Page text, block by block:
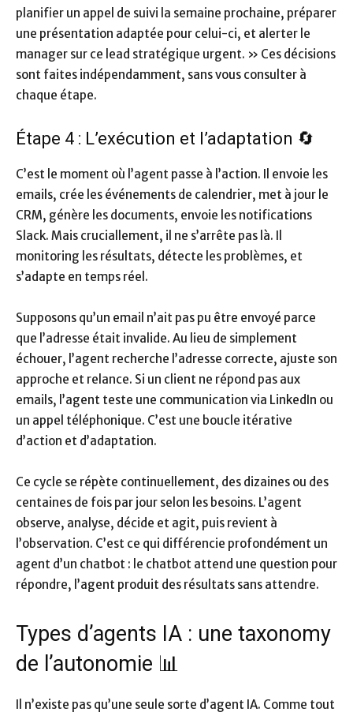
planifier un appel de suivi la semaine prochaine, préparer
une présentation adaptée pour celui-ci, et alerter le
manager sur ce lead stratégique urgent. » Ces décisions
sont faites indépendamment, sans vous consulter à
chaque étape.
Étape 4 : L’exécution et l’adaptation 🔄
C’est le moment où l’agent passe à l’action. Il envoie les
emails, crée les événements de calendrier, met à jour le
CRM, génère les documents, envoie les notifications
Slack. Mais cruciallement, il ne s’arrête pas là. Il
monitoring les résultats, détecte les problèmes, et
s’adapte en temps réel.
Supposons qu’un email n’ait pas pu être envoyé parce
que l’adresse était invalide. Au lieu de simplement
échouer, l’agent recherche l’adresse correcte, ajuste son
approche et relance. Si un client ne répond pas aux
emails, l’agent teste une communication via LinkedIn ou
un appel téléphonique. C’est une boucle itérative
d’action et d’adaptation.
Ce cycle se répète continuellement, des dizaines ou des
centaines de fois par jour selon les besoins. L’agent
observe, analyse, décide et agit, puis revient à
l’observation. C’est ce qui différencie profondément un
agent d’un chatbot : le chatbot attend une question pour
répondre, l’agent produit des résultats sans attendre.
Types d’agents IA : une taxonomy
de l’autonomie 📊
Il n’existe pas qu’une seule sorte d’agent IA. Comme tout